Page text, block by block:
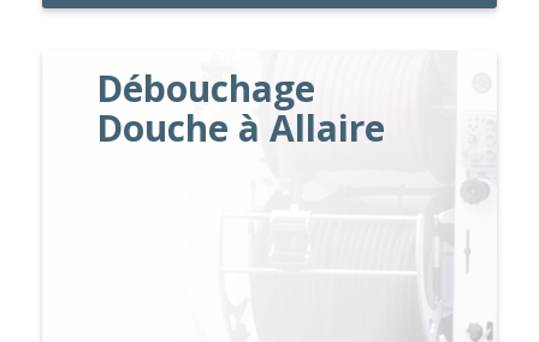
Débouchage
Douche à Allaire